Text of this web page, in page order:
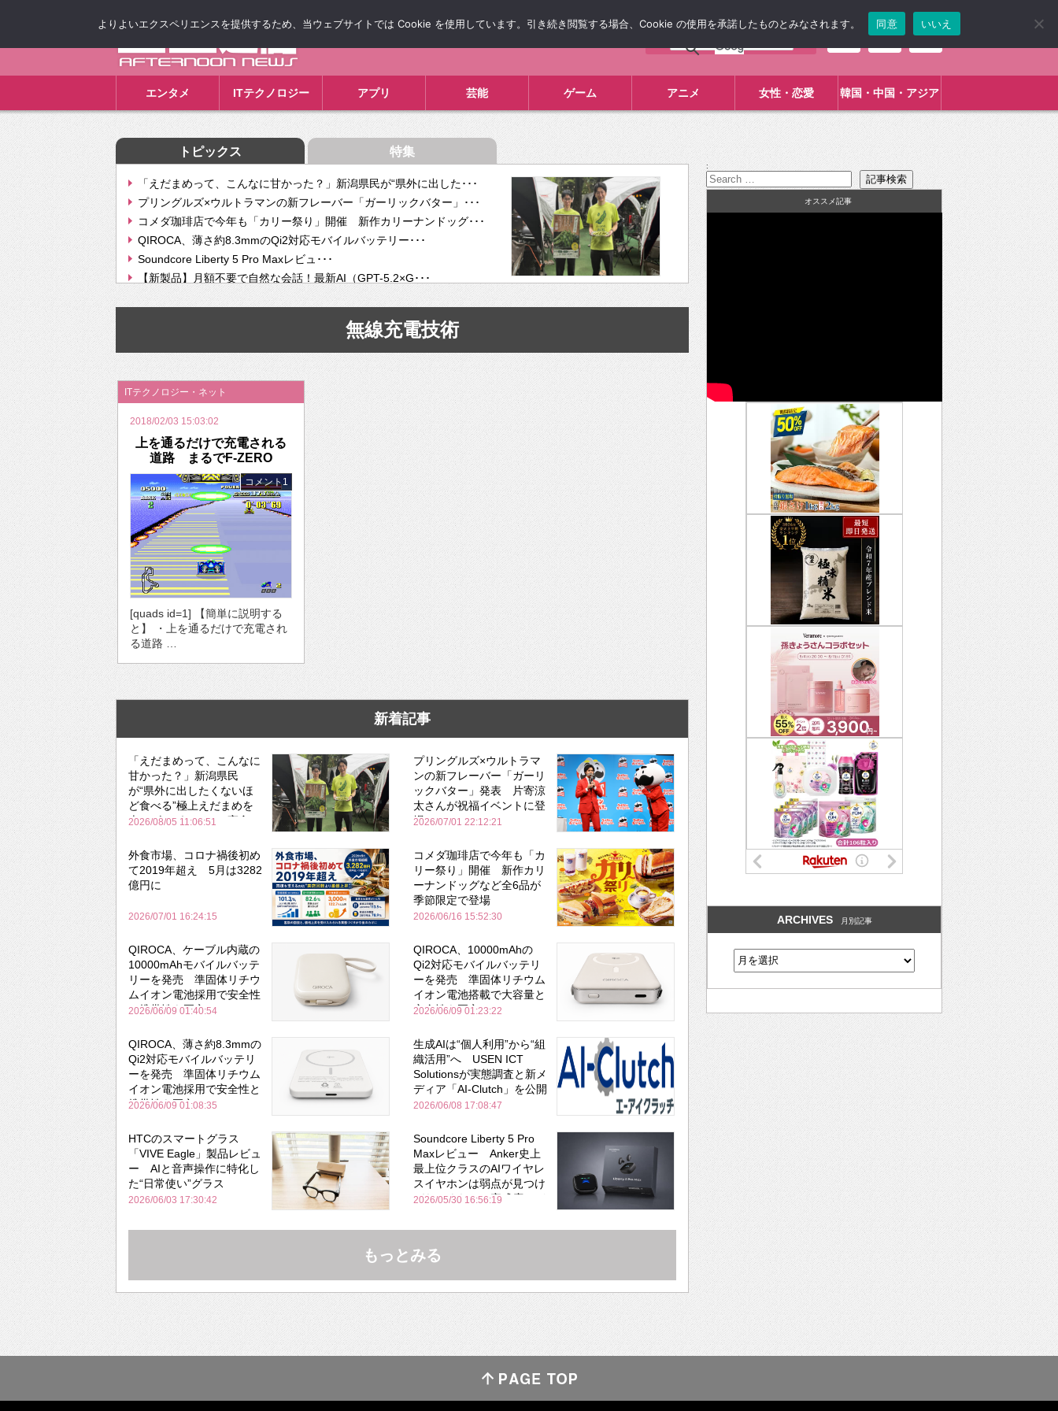
エンタメ ITテクノロジー アプリ 芸能 ゲーム アニメ 女性・恋愛 韓国・中国・アジア
トピックス 特集
「えだまめって、こんなに甘かった？」新潟県民が“県外に出した･･･
プリングルズ×ウルトラマンの新フレーバー「ガーリックバター」･･･
コメダ珈琲店で今年も「カリー祭り」開催 新作カリーナンドッグ･･･
QIROCA、薄さ約8.3mmのQi2対応モバイルバッテリー･･･
Soundcore Liberty 5 Pro Maxレビュ･･･
【新製品】月額不要で自然な会話！最新AI（GPT-5.2×G･･･
【次世代の没入感と生産性】VITURE Luma Ultra･･･
挫折率8割の壁をAIで突破。ジャストシステム、”自分が今話し･･･
2026年のバレンタインは「自分で作って、想いを渡す」 TE･･･
無線充電技術
ITテクノロジー・ネット
2018/02/03 15:03:02
上を通るだけで充電される
道路 まるでF-ZERO
コメント1
[quads id=1] 【簡単に説明する
と】 ・上を通るだけで充電され
る道路 …
新着記事
「えだまめって、こんなに
甘かった？」新潟県民
が“県外に出したくないほ
ど食べる”極上えだまめを
森のビアガーデンで実食
2026/08/05 11:06:51
プリングルズ×ウルトラマ
ンの新フレーバー「ガーリ
ックバター」発表 片寄涼
太さんが祝福イベントに登
場
2026/07/01 22:12:21
外食市場、コロナ禍後初め
て2019年超え 5月は3282
億円に
2026/07/01 16:24:15
コメダ珈琲店で今年も「カ
リー祭り」開催 新作カリ
ーナンドッグなど全6品が
季節限定で登場
2026/06/16 15:52:30
QIROCA、ケーブル内蔵の
10000mAhモバイルバッテ
リーを発売 準固体リチウ
ムイオン電池採用で安全性
と携帯性を両立
2026/06/09 01:40:54
QIROCA、10000mAhの
Qi2対応モバイルバッテリ
ーを発売 準固体リチウム
イオン電池搭載で大容量と
安全性を両立
2026/06/09 01:23:22
QIROCA、薄さ約8.3mmの
Qi2対応モバイルバッテリ
ーを発売 準固体リチウム
イオン電池採用で安全性と
携帯性を両立
2026/06/09 01:08:35
生成AIは“個人利用”から“組
織活用”へ USEN ICT
Solutionsが実態調査と新メ
ディア「AI-Clutch」を公開
2026/06/08 17:08:47
HTCのスマートグラス
「VIVE Eagle」製品レビュ
ー AIと音声操作に特化し
た“日常使い”グラス
2026/06/03 17:30:42
Soundcore Liberty 5 Pro
Maxレビュー Anker史上
最上位クラスのAIワイヤレ
スイヤホンは弱点が見つけ
づらいくらいの完成度にび
Bose並み
2026/05/30 16:56:19
もっとみる
:
オススメ記事
ARCHIVES 月別記事
よりよいエクスペリエンスを提供するため、当ウェブサイトでは Cookie を使用しています。引き続き閲覧する場合、Cookie の使用を承諾したものとみなされます。 同意 いいえ